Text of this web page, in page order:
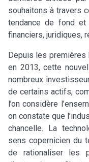
souhaitons à travers
tendance de fond et
financiers, juridiques,
Depuis les premières
en 2013, cette
nombreux
de certains actifs,
l’on considère
on constate que
chancelle. La
sens copernicien du
de rationaliser les